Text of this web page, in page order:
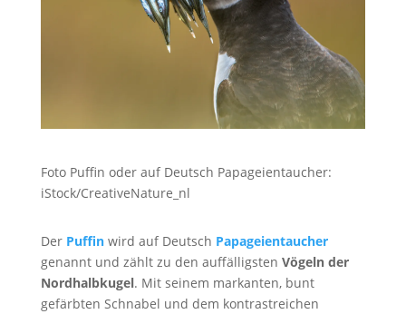
Foto Puffin oder auf Deutsch Papageientaucher:
iStock/CreativeNature_nl
Der Puffinwird auf Deutsch Papageientaucher
genannt und zählt zu den auffälligsten Vögeln der
Nordhalbkugel. Mit seinem markanten, bunt
gefärbten Schnabel und dem kontrastreichen